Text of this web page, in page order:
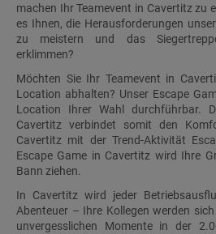
machen Ihr Teamevent in Cavertitz zu
es Ihnen, die Herausforderungen
zu meistern und das
erklimmen?
Möchten Sie Ihr Teamevent in
Location abhalten? Unser Escape
Location Ihrer Wahl durchführbar.
Cavertitz verbindet somit den
Cavertitz mit der Trend-Aktivität
Escape Game in Cavertitz wird Ihre
Bann ziehen.
In Cavertitz wird jeder
Abenteuer – Ihre Kollegen werden
unvergesslichen Momente in der